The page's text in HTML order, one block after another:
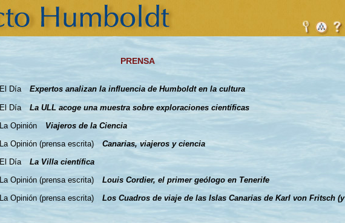
PRENSA
El Día Expertos analizan la influencia de Humboldt en la cultura
El Día
La ULL acoge una muestra sobre exploraciones científicas
La Opinión
Viajeros de la Ciencia
La Opinión (prensa escrita)
Canarias, viajeros y ciencia
El Día
La Villa científica
La Opinión (prensa escrita)
Louis Cordier, el primer geólogo en Tenerife
La Opinión (prensa escrita)
Los Cuadros de viaje de las Islas Canarias de Karl von Fritsch (y